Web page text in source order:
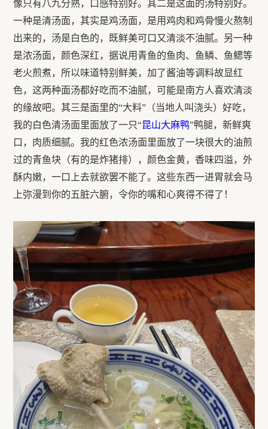
像只有八九分熟，口感特别好。其二是这面的汤特别好。
一种是清汤面，其实是鸡汤面，是用鸡肉和鸡骨慢火熬制
出来的，汤是白色的，既鲜美可口又清淡不油腻。另一种
是浓汤面，颜色深红，据说用青鱼的鱼肉、鱼鳞、鱼鳃等
老火煎煮，所以味道特别鲜美，加了酱油等调料故显红
色，这两种面汤都好吃而不油腻，可能是南方人喜欢清淡
的缘故吧。其三是面里的“大料”（当地人叫浇头）好吃，
我的白色清汤面里面放了一只“昆山大麻鸭”鸭腿，新鲜爽
口，肉质细腻。我的红色浓汤面里面放了一块很大的油煎
过的青鱼块（有的是炸猪排），颜色金黄，香味四溢，外
酥内嫩，一口上去就欲罢不能了。这些东西一进胃就会马
上弥漫到你的五脏六腑，令你的嘴和心爽得不得了！